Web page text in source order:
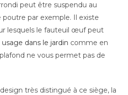
peut être suspendu au
par exemple. Il existe
lesquels le fauteuil œuf peut
usage dans le jardin comme en
ne vous permet pas de
très distingué à ce siège, la